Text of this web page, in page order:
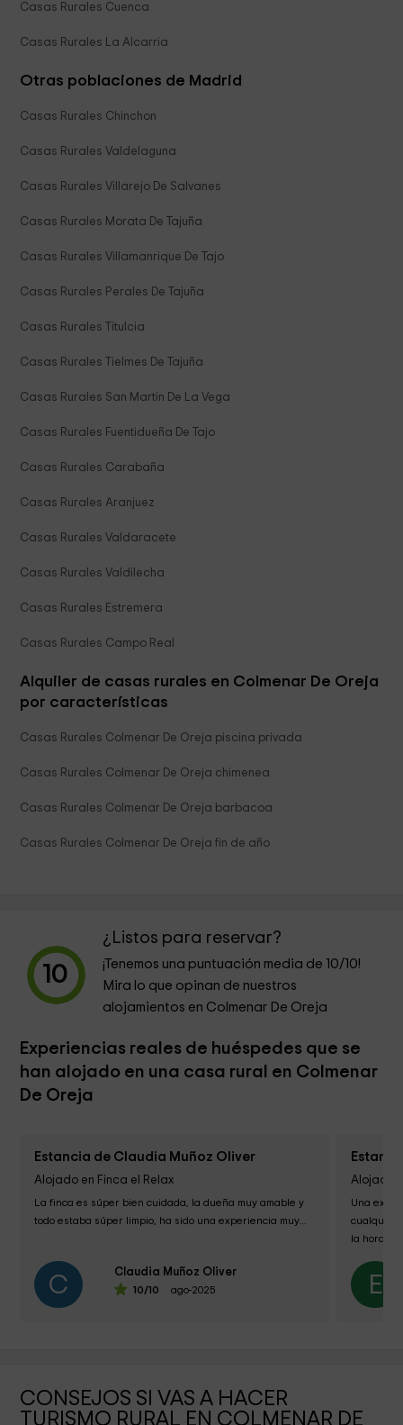
Casas Rurales Cuenca
Casas Rurales La Alcarria
Otras poblaciones de Madrid
Casas Rurales Chinchon
Casas Rurales Valdelaguna
Casas Rurales Villarejo De Salvanes
Casas Rurales Morata De Tajuña
Casas Rurales Villamanrique De Tajo
Casas Rurales Perales De Tajuña
Casas Rurales Titulcia
Casas Rurales Tielmes De Tajuña
Casas Rurales San Martin De La Vega
Casas Rurales Fuentidueña De Tajo
Casas Rurales Carabaña
Casas Rurales Aranjuez
Casas Rurales Valdaracete
Casas Rurales Valdilecha
Casas Rurales Estremera
Casas Rurales Campo Real
Alquiler de casas rurales en Colmenar De Oreja
por características
Casas Rurales Colmenar De Oreja piscina privada
Casas Rurales Colmenar De Oreja chimenea
Casas Rurales Colmenar De Oreja barbacoa
Casas Rurales Colmenar De Oreja fin de año
10
¿Listos para reservar?
¡Tenemos una puntuación media de 10/10!
Mira lo que opinan de nuestros
alojamientos en Colmenar De Oreja
Experiencias reales de huéspedes que se
han alojado en una casa rural en Colmenar
De Oreja
Estancia de Claudia Muñoz Oliver
Alojado en Finca el Relax
La finca es súper bien cuidada, la dueña muy amable y
todo estaba súper limpio, ha sido una experiencia muy...
C Claudia Muñoz Oliver
10/10 ago-2025
Alojado
Una
cualquier
la hora
sentidos....
E
CONSEJOS SI VAS A HACER
TURISMO RURAL EN COLMENAR DE